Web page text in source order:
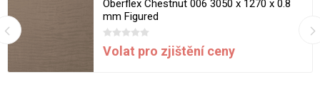
Oberflex Chestnut 006 3050 x 1270 x 0.8
mm Figured
Volat pro zjištění ceny